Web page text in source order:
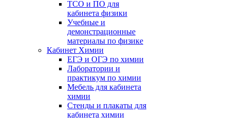
ТСО и ПО для
кабинета физики
Учебные и
демонстрационные
материалы по физике
Кабинет Химии
ЕГЭ и ОГЭ по химии
Лаборатории и
практикум по химии
Мебель для кабинета
химии
Стенды и плакаты для
кабинета химии